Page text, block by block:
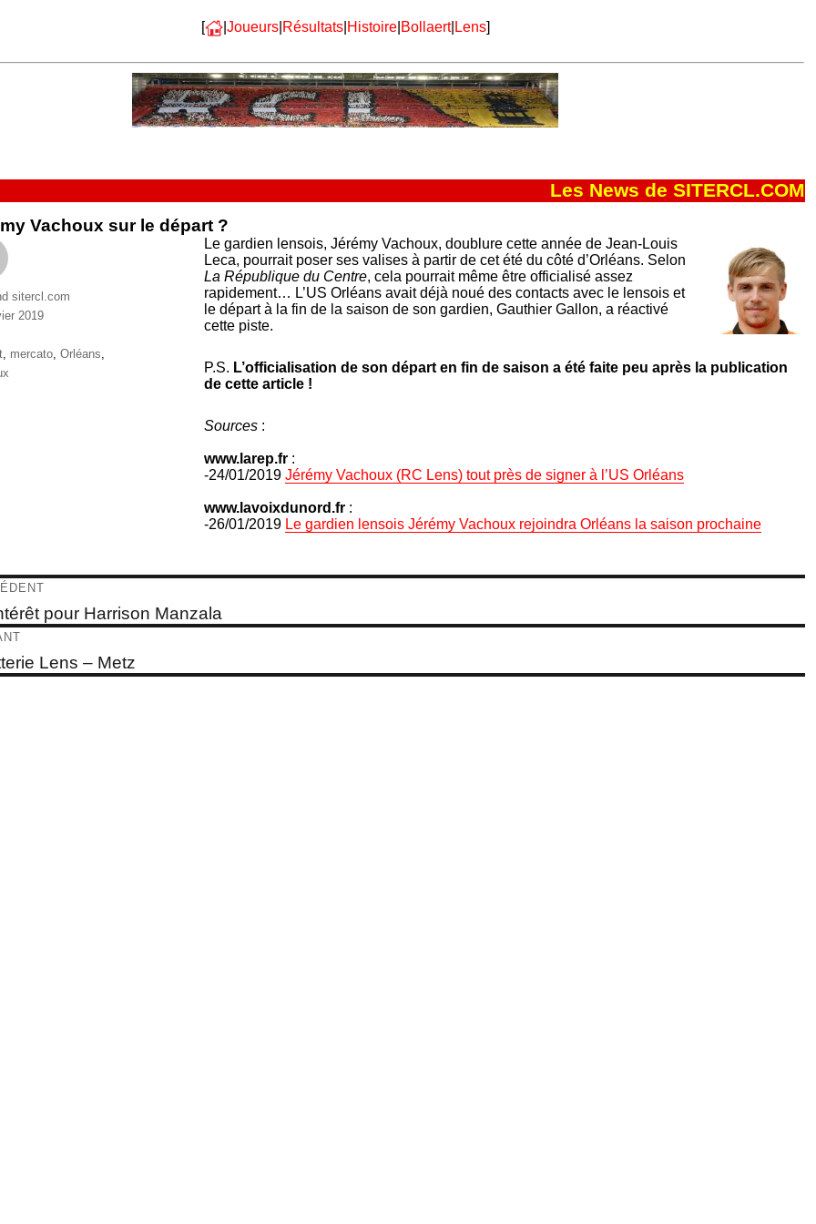
[ | Joueurs| Résultats| Histoire| Bollaert| Lens]
Les News de SITERCL.COM
Vachoux sur le départ ?
Le gardien lensois, Jérémy Vachoux, doublure cette année de Jean-Louis
Leca, pourrait poser ses valises à partir de cet été du côté d’Orléans. Selon
La République du Centre, cela pourrait même être officialisé assez
rapidement… L’US Orléans avait déjà noué des contacts avec le lensois et
le départ à la fin de la saison de son gardien, Gauthier Gallon, a réactivé
cette piste.
P.S. L’officialisation de son départ en fin de saison a été faite peu après la publication
de cette article !
Sources :
www.larep.fr :
-24/01/2019 Jérémy Vachoux (RC Lens) tout près de signer à l’US Orléans
www.lavoixdunord.fr :
-26/01/2019 Le gardien lensois Jérémy Vachoux rejoindra Orléans la saison prochaine
sitercl.com
2019
, mercato, Orléans,
:
pour Harrison Manzala
:
Lens – Metz